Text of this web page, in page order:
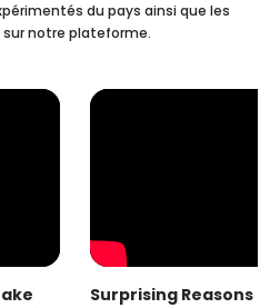
du pays ainsi que les
notre plateforme.
Surprising Reasons